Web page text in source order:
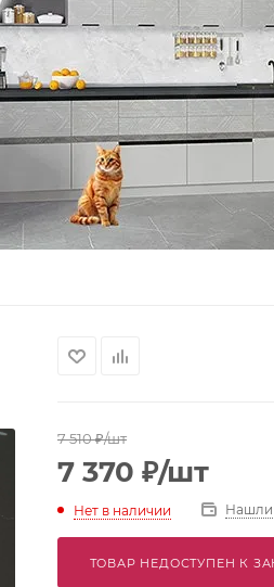
7 510₽/шт
7 370 ₽/шт
Нет в наличии Нашли
ТОВАР НЕДОСТУПЕН К